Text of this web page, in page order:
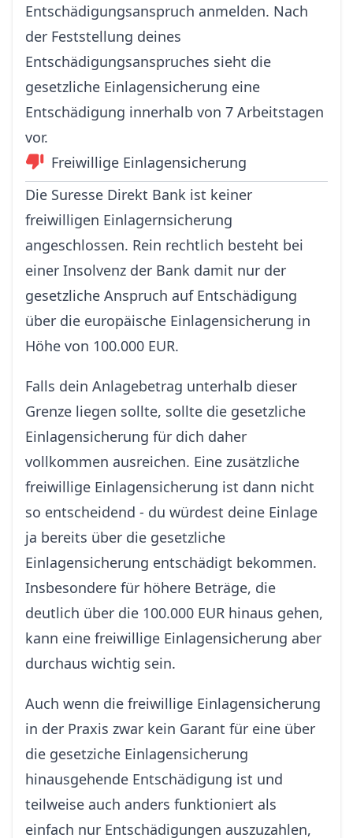
Entschädigungsanspruch anmelden. Nach
der Feststellung deines
Entschädigungsanspruches sieht die
gesetzliche Einlagensicherung eine
Entschädigung innerhalb von 7 Arbeitstagen
vor.
Freiwillige Einlagensicherung
Die Suresse Direkt Bank ist keiner
freiwilligen Einlagernsicherung
angeschlossen. Rein rechtlich besteht bei
einer Insolvenz der Bank damit nur der
gesetzliche Anspruch auf Entschädigung
über die europäische Einlagensicherung in
Höhe von 100.000 EUR.
Falls dein Anlagebetrag unterhalb dieser
Grenze liegen sollte, sollte die gesetzliche
Einlagensicherung für dich daher
vollkommen ausreichen. Eine zusätzliche
freiwillige Einlagensicherung ist dann nicht
so entscheidend - du würdest deine Einlage
ja bereits über die gesetzliche
Einlagensicherung entschädigt bekommen.
Insbesondere für höhere Beträge, die
deutlich über die 100.000 EUR hinaus gehen,
kann eine freiwillige Einlagensicherung aber
durchaus wichtig sein.
Auch wenn die freiwillige Einlagensicherung
in der Praxis zwar kein Garant für eine über
die gesetziche Einlagensicherung
hinausgehende Entschädigung ist und
teilweise auch anders funktioniert als
einfach nur Entschädigungen auszuzahlen,